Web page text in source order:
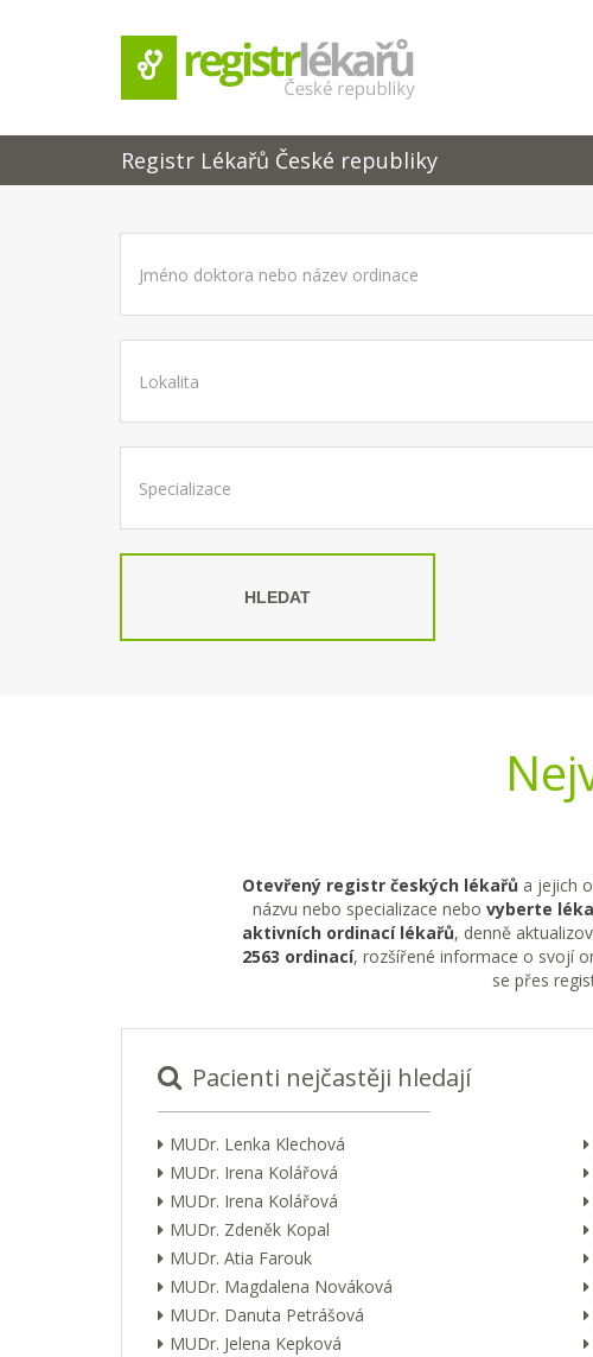
Registr Lékařů České republiky
HLEDAT
Otevřený registr českých lékařů a jejich
názvu nebo specializace nebo vyberte
aktivních ordinací lékařů, denně
2563 ordinací, rozšířené informace o svojí
se přes
Pacienti nejčastěji hledají
MUDr. Lenka Klechová
MUDr. Irena Kolářová
MUDr. Irena Kolářová
MUDr. Zdeněk Kopal
MUDr. Atia Farouk
MUDr. Magdalena Nováková
MUDr. Danuta Petrášová
MUDr. Jelena Kepková